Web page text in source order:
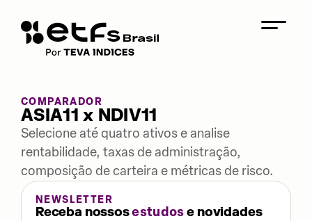
COMPARADOR
ASIA11 x NDIV11
Selecione até quatro ativos e analise
rentabilidade, taxas de administração,
composição de carteira e métricas de risco.
NEWSLETTER
Receba nossosestudose novidades